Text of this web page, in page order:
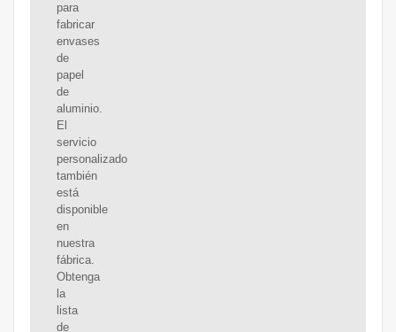
para
fabricar
envases
de
papel
de
aluminio.
El
servicio
personalizado
también
está
disponible
en
nuestra
fábrica.
Obtenga
la
lista
de